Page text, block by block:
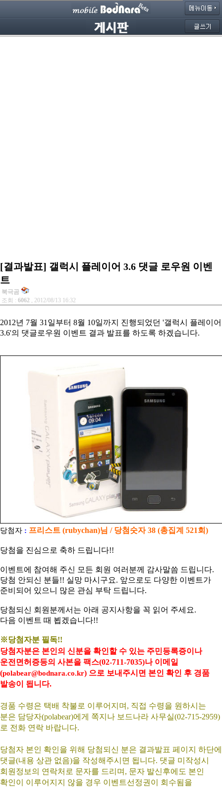
[결과발표] 갤럭시 플레이어 3.6 댓글 로우원 이벤
트
북극곰
조회 : 6062 , 2012/08/13 16:32
2012년 7월 31일부터 8월 10일까지 진행되었던 '갤럭시 플레이어
3.6'의 댓글로우원 이벤트 결과 발표를 하도록 하겠습니다.
당첨자 : 프리스트 (rubychan)님 / 당첨숫자 38 (총집계 521회)
당첨을 진심으로 축하 드립니다!!
이벤트에 참여해 주신 모든 회원 여러분께 감사말씀 드립니다.
당첨 안되신 분들!! 실망 마시구요. 앞으로도 다양한 이벤트가
준비되어 있으니 많은 관심 부탁 드립니다.
당첨되신 회원분께서는 아래 공지사항을 꼭 읽어 주세요.
다음 이벤트 때 뵙겠습니다!!
※당첨자분 필독!!
당첨자분은 본인의 신분을 확인할 수 있는 주민등록증이나
운전면허증등의 사본을 팩스(02-711-7035)나 이메일
(polabear@bodnara.co.kr) 으로 보내주시면 본인 확인 후 경품
발송이 됩니다.
경품 수령은 택배 착불로 이루어지며, 직접 수령을 원하시는
분은 담당자(polabear)에게 쪽지나 보드나라 사무실(02-715-2959)
로 전화 연락 바랍니다.
당첨자 본인 확인을 위해 당첨되신 분은 결과발표 페이지 하단에
댓글(내용 상관 없음)을 작성해주시면 됩니다. 댓글 미작성시
회원정보의 연락처로 문자를 드리며, 문자 발신후에도 본인
확인이 이루어지지 않을 경우 이벤트선정권이 회수됨을